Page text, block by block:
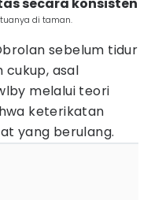
di taman.
sebelum tidur
cukup, asal
melalui teori
keterikatan
yang berulang.